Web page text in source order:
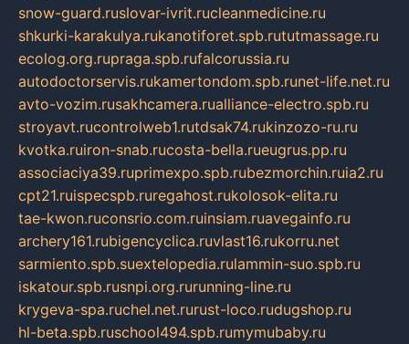
snow-guard.ruslovar-ivrit.rucleanmedicine.ru
shkurki-karakulya.rukanotiforet.spb.rututmassage.ru
ecolog.org.rupraga.spb.rufalcorussia.ru
autodoctorservis.rukamertondom.spb.runet-life.net.ru
avto-vozim.rusakhcamera.rualliance-electro.spb.ru
stroyavt.rucontrolweb1.rutdsak74.rukinzozo-ru.ru
kvotka.ruiron-snab.rucosta-bella.rueugrus.pp.ru
associaciya39.ruprimexpo.spb.rubezmorchin.ruia2.ru
cpt21.ruispecspb.ruregahost.rukolosok-elita.ru
tae-kwon.ruconsrio.com.ruinsiam.ruavegainfo.ru
archery161.rubigencyclica.ruvlast16.rukorru.net
sarmiento.spb.suextelopedia.rulammin-suo.spb.ru
iskatour.spb.rusnpi.org.rurunning-line.ru
krygeva-spa.ruchel.net.rurust-loco.rudugshop.ru
hl-beta.spb.ruschool494.spb.rumymubaby.ru